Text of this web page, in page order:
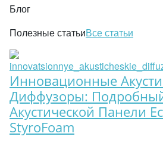
Блог
Полезные статьиВсе статьи
Инновационные
Диффузоры:
Акустической Панели
StyroFoam